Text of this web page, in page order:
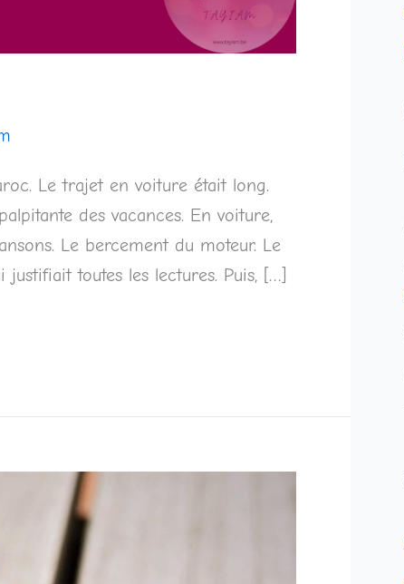
Le trajet en voiture était long.
des vacances. En voiture,
Le bercement du moteur. Le
toutes les lectures. Puis, […]